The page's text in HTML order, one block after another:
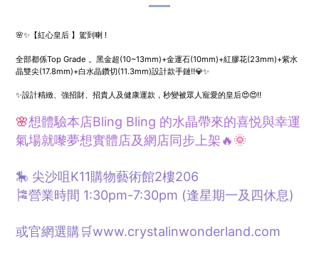
🌸✨【紅心皇后 】駕到喇 !
全部都係Top Grade 。 黑金超(10~13mm)+金運石(10mm)+紅膠花(23mm)+紫水
晶雙尖(17.8mm)+白水晶鑽切(11.3mm)設計款手鏈!!💎✨
✨設計精緻、強招財、招貴人及健康運款，秒變被眾人寵愛的皇后😍😍‼️
🌸想體驗本店Bling Bling 的水晶帶來的喜悦與幸運
氣場就嚟夢想實體店及網店同步上架🔥🌞
🎠 尖沙咀K11購物藝術館2樓206
🎏營業時間 1:30pm-7:30pm (逢星期一及四休息)
或官網選購🛒www.crystalinwonderland.com